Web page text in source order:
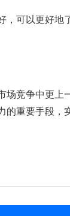
可以更好地
场竞争中更上
重要手段，